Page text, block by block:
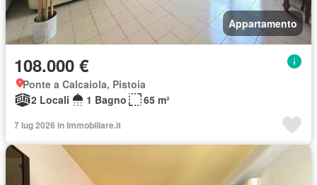
Appartamento
108.000 €
Ponte a Calcaiola, Pistoia
2 Locali
1 Bagno 65 m²
7 lug 2026 in Immobiliare.it